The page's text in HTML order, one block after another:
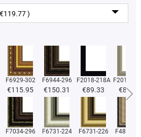
)
F6929-302
€115.95
F6944-296
€150.31
F2018-218A
€89.33
F2018-
€89.33
F7034-296 F6731-224 F6731-226 F4827-